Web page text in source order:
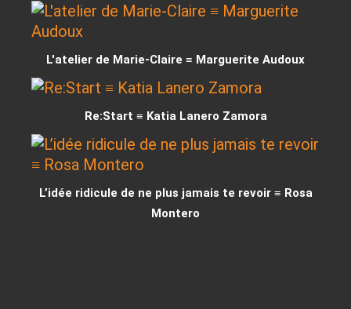
L'atelier de Marie-Claire ≡ Marguerite Audoux
Re:Start ≡ Katia Lanero Zamora
L’idée ridicule de ne plus jamais te revoir ≡ Rosa
Montero